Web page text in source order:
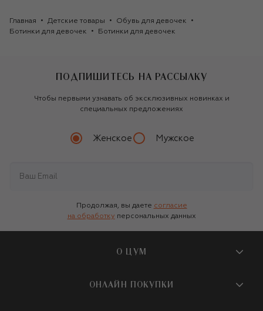
Главная Детские товары
Обувь для девочек
Ботинки для девочек
Ботинки для девочек
ПОДПИШИТЕСЬ НА РАССЫЛКУ
Чтобы первыми узнавать об эксклюзивных новинках и
специальных предложениях
Женское Мужское
Продолжая, вы даете согласие
на обработку персональных данных
О ЦУМ
О магазине
ОНЛАЙН ПОКУПКИ